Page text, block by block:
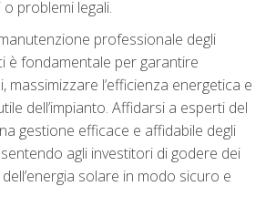
problemi legali.
professionale degli
è fondamentale per garantire
massimizzare l’efficienza energetica e
dell’impianto. Affidarsi a esperti del
gestione efficace e affidabile degli
agli investitori di godere dei
solare in modo sicuro e